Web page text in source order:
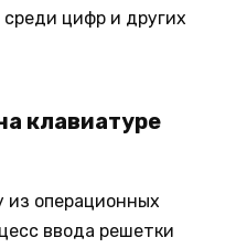
цифр и других
клавиатуре
из операционных
ввода решетки